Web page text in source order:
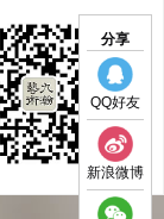
分享
QQ好友
新浪微博